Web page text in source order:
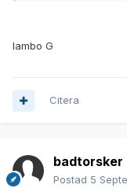
lambo G
Citera
badtorsker
Postad 5